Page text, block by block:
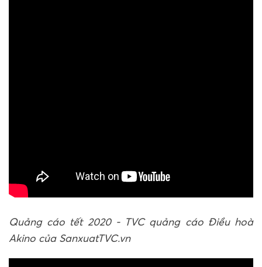
Quảng cáo tết 2020 - TVC quảng cáo Điều hoà
Akino của SanxuatTVC.vn